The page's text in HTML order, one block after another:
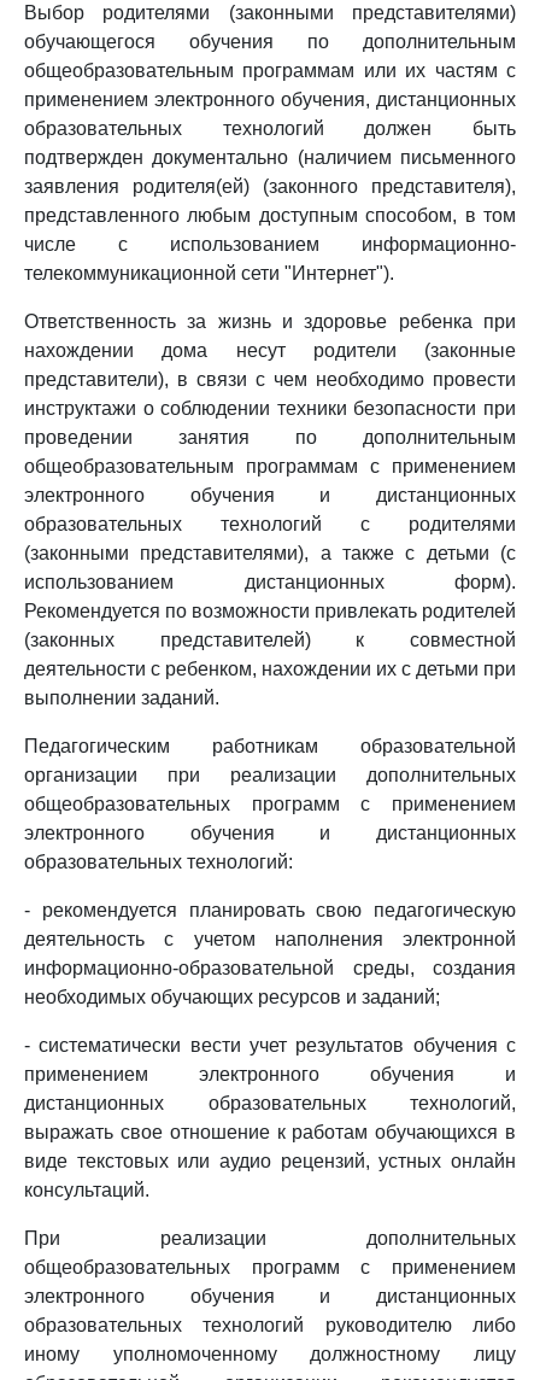
Выбор родителями (законными представителями)
обучающегося обучения по дополнительным
общеобразовательным программам или их частям с
применением электронного обучения, дистанционных
образовательных технологий должен быть
подтвержден документально (наличием письменного
заявления родителя(ей) (законного представителя),
представленного любым доступным способом, в том
числе с использованием информационно-
телекоммуникационной сети "Интернет").
Ответственность за жизнь и здоровье ребенка при
нахождении дома несут родители (законные
представители), в связи с чем необходимо провести
инструктажи о соблюдении техники безопасности при
проведении занятия по дополнительным
общеобразовательным программам с применением
электронного обучения и дистанционных
образовательных технологий с родителями
(законными представителями), а также с детьми (с
использованием дистанционных форм).
Рекомендуется по возможности привлекать родителей
(законных представителей) к совместной
деятельности с ребенком, нахождении их с детьми при
выполнении заданий.
Педагогическим работникам образовательной
организации при реализации дополнительных
общеобразовательных программ с применением
электронного обучения и дистанционных
образовательных технологий:
- рекомендуется планировать свою педагогическую
деятельность с учетом наполнения электронной
информационно-образовательной среды, создания
необходимых обучающих ресурсов и заданий;
- систематически вести учет результатов обучения с
применением электронного обучения и
дистанционных образовательных технологий,
выражать свое отношение к работам обучающихся в
виде текстовых или аудио рецензий, устных онлайн
консультаций.
При реализации дополнительных
общеобразовательных программ с применением
электронного обучения и дистанционных
образовательных технологий руководителю либо
иному уполномоченному должностному лицу